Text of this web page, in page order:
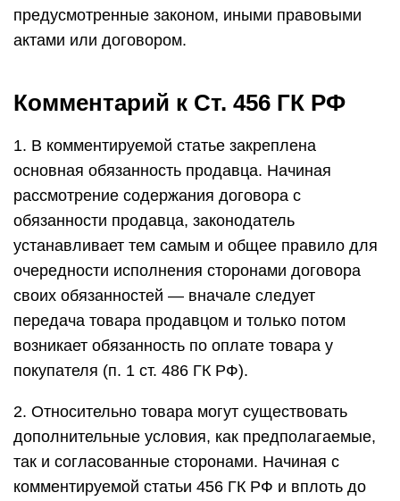
предусмотренные законом, иными правовыми
актами или договором.
Комментарий к Ст. 456 ГК РФ
1. В комментируемой статье закреплена
основная обязанность продавца. Начиная
рассмотрение содержания договора с
обязанности продавца, законодатель
устанавливает тем самым и общее правило для
очередности исполнения сторонами договора
своих обязанностей — вначале следует
передача товара продавцом и только потом
возникает обязанность по оплате товара у
покупателя (п. 1 ст. 486 ГК РФ).
2. Относительно товара могут существовать
дополнительные условия, как предполагаемые,
так и согласованные сторонами. Начиная с
комментируемой статьи 456 ГК РФ и вплоть до